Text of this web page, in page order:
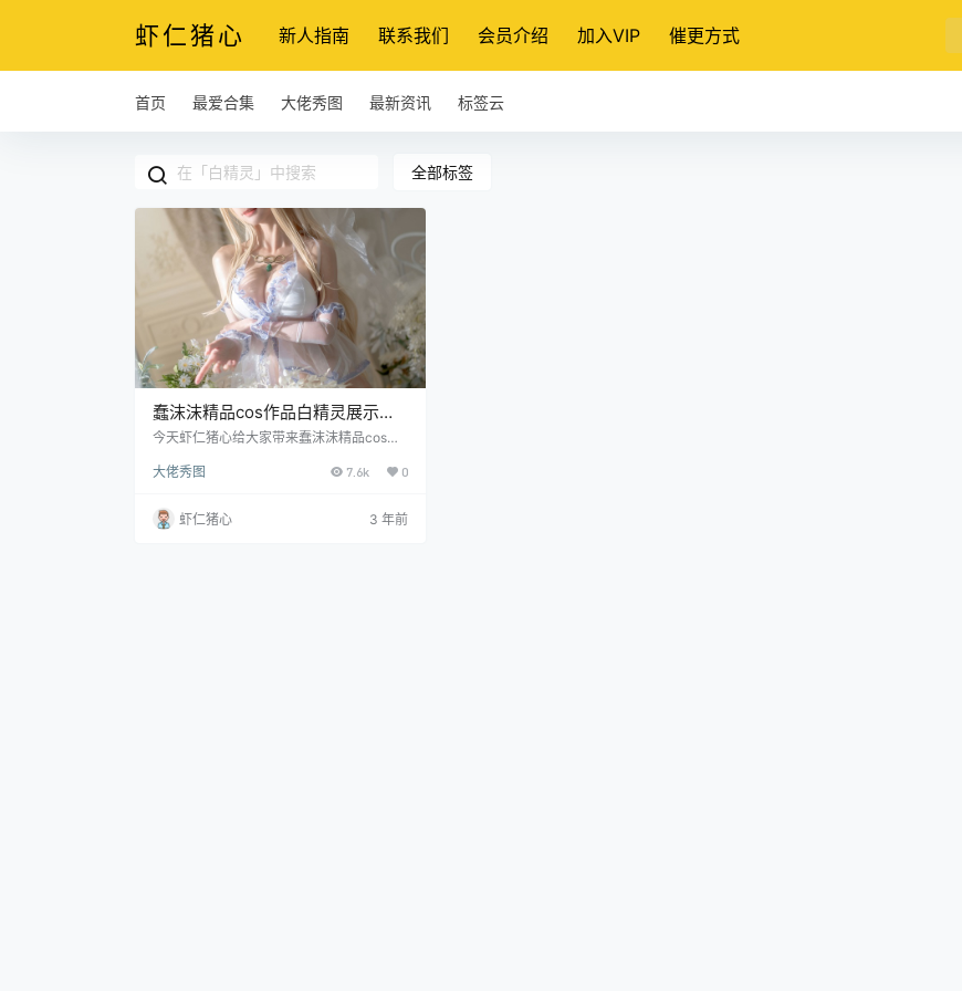
虾仁猪心 新人指南 联系我们 会员介绍 加入VIP 催更方式
首页 最爱合集 大佬秀图 最新资讯 标签云
全部标签
蠢沫沫精品cos作品白精灵展示赏
析
今天虾仁猪心给大家带来蠢沫沫精品cos作
应该是有人气插画家yapo出品的原创角色
动漫手办，制作者是I.V.E、KalmiaProjec
t。 目光锐利的白精灵，接下来的故事在你
大佬秀图 7.6k 0
虾仁猪心 3 年前